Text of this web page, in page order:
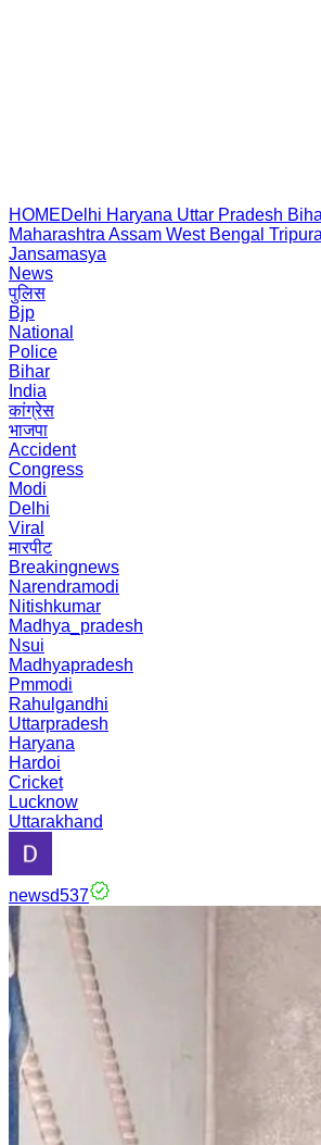
HOMEDelhi Haryana Uttar Pradesh
Maharashtra Assam West Bengal Tripura
Jansamasya
News
पुलिस
Bjp
National
Police
Bihar
India
कांग्रेस
भाजपा
Accident
Congress
Modi
Delhi
Viral
मारपीट
Breakingnews
Narendramodi
Nitishkumar
Madhya_pradesh
Nsui
Madhyapradesh
Pmmodi
Rahulgandhi
Uttarpradesh
Haryana
Hardoi
Cricket
Lucknow
Uttarakhand
newsd537